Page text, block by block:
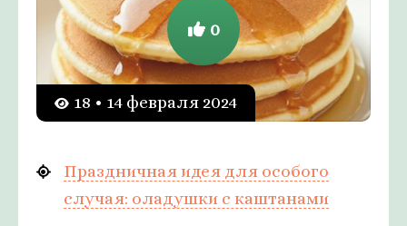
18 • 14 февраля 2024
0
Праздничная идея для особого
случая: оладушки с каштанами